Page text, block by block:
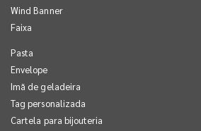
Wind Banner
Faixa
Pasta
Envelope
Imã de geladeira
Tag personalizada
Cartela para bijouteria